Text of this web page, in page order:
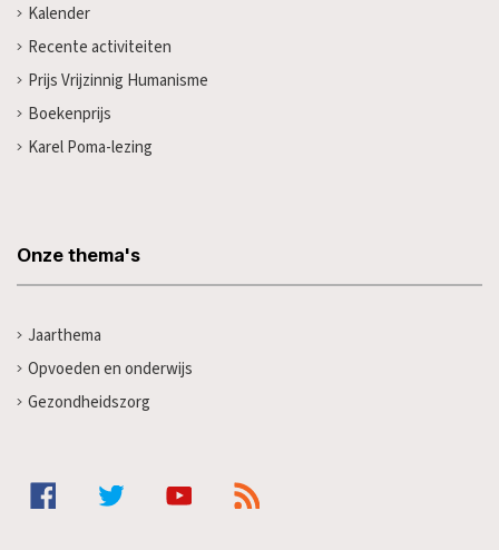
Kalender
Recente activiteiten
Prijs Vrijzinnig Humanisme
Boekenprijs
Karel Poma-lezing
Onze thema's
Jaarthema
Opvoeden en onderwijs
Gezondheidszorg